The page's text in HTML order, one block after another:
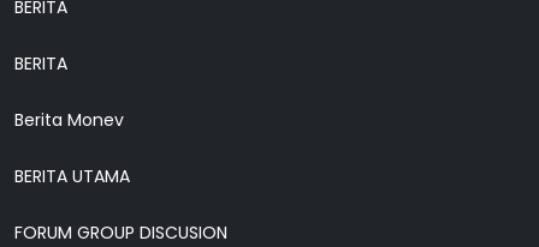
BERITA
BERITA
Berita Monev
BERITA UTAMA
FORUM GROUP DISCUSION